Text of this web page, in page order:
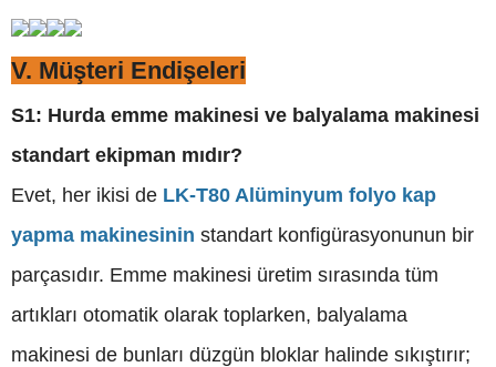
V. Müşteri Endişeleri
S1: Hurda emme makinesi ve balyalama makinesi
standart ekipman mıdır?
Evet, her ikisi de LK-T80 Alüminyum folyo kap
yapma makinesinin standart konfigürasyonunun bir
parçasıdır. Emme makinesi üretim sırasında tüm
artıkları otomatik olarak toplarken, balyalama
makinesi de bunları düzgün bloklar halinde sıkıştırır;